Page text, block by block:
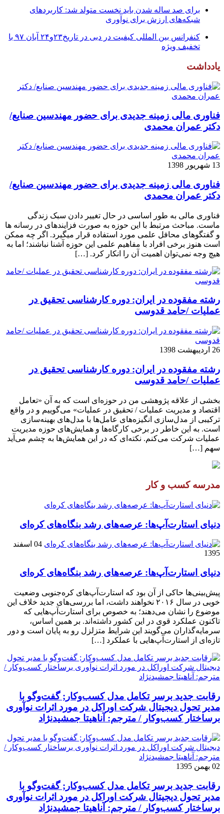
برای صد ساله شدن باید نخست متولد شد: کاربردهای
شبکه‌های ارزش برای نوآوری
کنفرانس بین المللی کیفیت در دبی در تاریخ۲۳و۲۴ آبان ۹۷ با
تخفیف ویژه
یادداشت
فناوری مالی زمینه جدیدی برای حضور مهندسین صنایع/
دکتر عمران محمدی
13 شهریور 1398
فناوری مالی زمینه جدیدی برای حضور مهندسین صنایع/
دکتر عمران محمدی
فناوری مالی به طور اساسی در حال تغییر دادن سبک زندگی
ماست. مباحث مرتبط با این حوزه به صورت فزاینده­ای در رسانه­ ها
و گفتگوهای محافل علمی مورد استفاده قرار می­گیرد. اگر چه ممکن
است هنوز برخی افراد با مفاهیم علمی این حوزه آشنا نباشند؛ اما به
هیچ وجه نمی‌توان اهمیت آن را انکار کرد. […]
رشته مفقوده در ایران: دوره کارشناسی تحقیق در
عملیات /حامد قدوسی
26 اردیبهشت 1398
رشته مفقوده در ایران: دوره کارشناسی تحقیق در
عملیات /حامد قدوسی
بخشی از علاقه پژوهشی من در حوزه‌ای است که به آن «تعامل
اقتصاد و مدیریت عملیات / تحقیق در عملیات» می‌گوییم و در واقع
ترکیبی از مدل‌سازی انگیزه‌های عامل‌ها با مدل‌های بهینه‌سازی
است. به این خاطر در برخی کارگاه‌ها و همایش‌های حوزه مدیریت
عملیات شرکت می‌کنم. نکته‌ای که در این همایش‌ها به چشم می‌آید
سهم […]
مدرسه کسب و کار
دنیای استارت‌آپ‌ها: عرصه‌های رشد بنگاه‌های کره‌ای‌
04 اسفند
1395
دنیای استارت‌آپ‌ها: عرصه‌های رشد بنگاه‌های کره‌ای‌
پیش‌بینی‌ها حاکی از آن بود که استارت‌آپ‌های کره‌جنوبی وضعیت
خوبی در سال ۲۰۱۶ نخواهند داشت، اما بررسی‌های جدید خلاف این
موضوع را نشان می‌دهند؛ به خصوص برای استارت‌آپ‌هایی که
تاکنون عملکرد قوی در این کشور داشته‌اند. بر همین اساس،
سرمایه‌گذاران می‌گویند این شرایط متزلزل رو به پایان است و دور
تازه‌ای از استارت‌آپ‌هایی با عملکرد […]
رقابت جدید برسر تکامل مدل کسب‌و‌کار; گفت‌وگو با
مدیر تحول دیجیتال شرکت اوراکل در مورد اثرات نوآوری
برساختار کسب‌وکار / مترجم: آناهیتا جمشیدنژاد
02 بهمن 1395
رقابت جدید برسر تکامل مدل کسب‌و‌کار; گفت‌وگو با
مدیر تحول دیجیتال شرکت اوراکل در مورد اثرات نوآوری
برساختار کسب‌وکار / مترجم: آناهیتا جمشیدنژاد